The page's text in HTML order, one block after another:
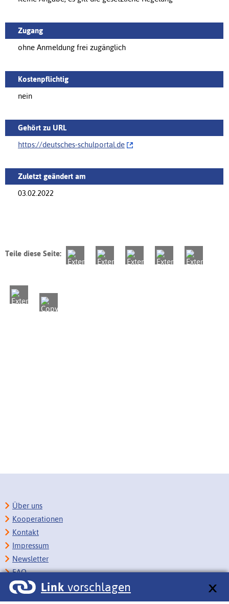
Zugang
ohne Anmeldung frei zugänglich
Kostenpflichtig
nein
Gehört zu URL
https://‌deutsches-schulportal.de
Zuletzt geändert am
03.02.2022
Teile diese Seite:
Link vorschlagen
Über uns
Kooperationen
Kontakt
Impressum
Newsletter
FAQ
Copyright